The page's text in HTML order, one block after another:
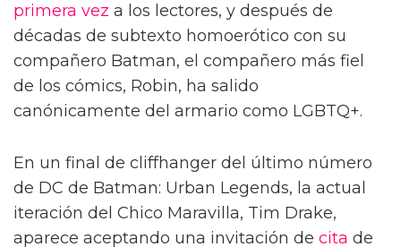
primera vez a los lectores, y después de
décadas de subtexto homoerótico con su
compañero Batman, el compañero más fiel
de los cómics, Robin, ha salido
canónicamente del armario como LGBTQ+.
En un final de cliffhanger del último número
de DC de Batman: Urban Legends, la actual
iteración del Chico Maravilla, Tim Drake,
aparece aceptando una invitación de cita de